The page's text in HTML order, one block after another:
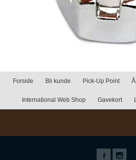
Forside Bli kunde Pick-Up Point
International Web Shop Gavekort